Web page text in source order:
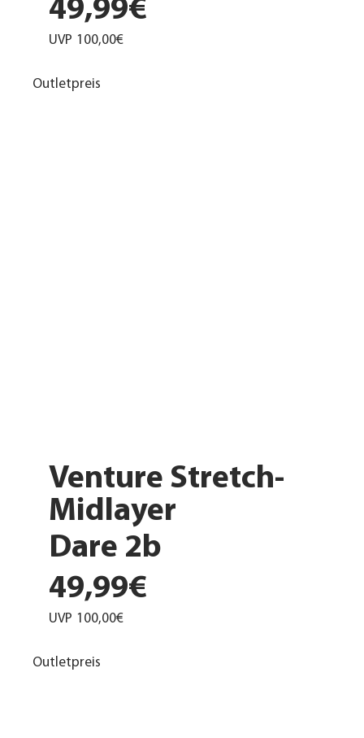
49,99€
UVP 100,00€
Venture Stretch-
Midlayer
Dare 2b
49,99€
UVP 100,00€
Outletpreis
Outletpreis